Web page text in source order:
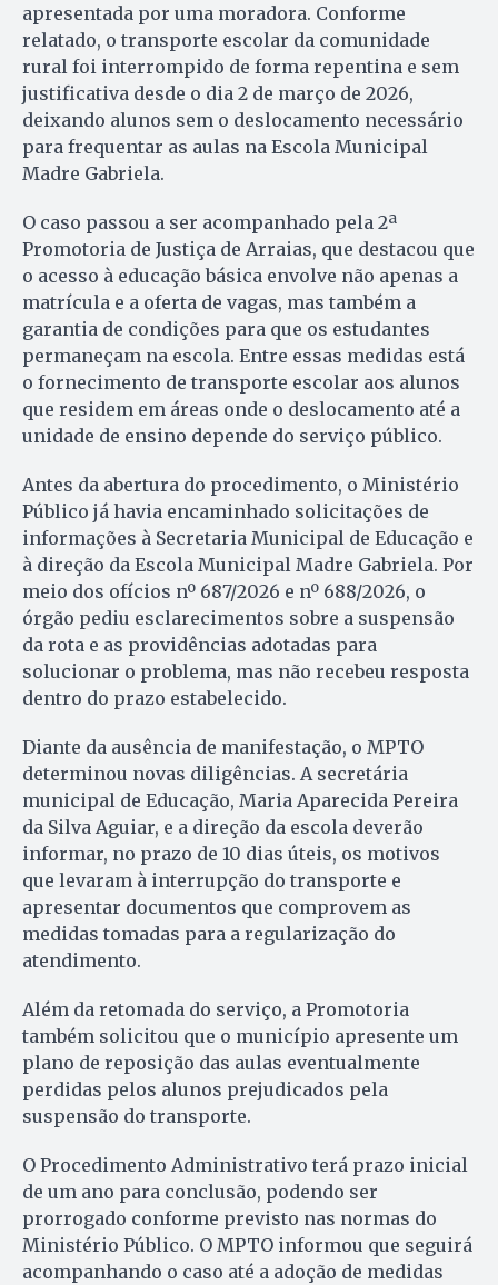
apresentada por uma moradora. Conforme
relatado, o transporte escolar da comunidade
rural foi interrompido de forma repentina e sem
justificativa desde o dia 2 de março de 2026,
deixando alunos sem o deslocamento necessário
para frequentar as aulas na Escola Municipal
Madre Gabriela.
O caso passou a ser acompanhado pela 2ª
Promotoria de Justiça de Arraias, que destacou que
o acesso à educação básica envolve não apenas a
matrícula e a oferta de vagas, mas também a
garantia de condições para que os estudantes
permaneçam na escola. Entre essas medidas está
o fornecimento de transporte escolar aos alunos
que residem em áreas onde o deslocamento até a
unidade de ensino depende do serviço público.
Antes da abertura do procedimento, o Ministério
Público já havia encaminhado solicitações de
informações à Secretaria Municipal de Educação e
à direção da Escola Municipal Madre Gabriela. Por
meio dos ofícios nº 687/2026 e nº 688/2026, o
órgão pediu esclarecimentos sobre a suspensão
da rota e as providências adotadas para
solucionar o problema, mas não recebeu resposta
dentro do prazo estabelecido.
Diante da ausência de manifestação, o MPTO
determinou novas diligências. A secretária
municipal de Educação, Maria Aparecida Pereira
da Silva Aguiar, e a direção da escola deverão
informar, no prazo de 10 dias úteis, os motivos
que levaram à interrupção do transporte e
apresentar documentos que comprovem as
medidas tomadas para a regularização do
atendimento.
Além da retomada do serviço, a Promotoria
também solicitou que o município apresente um
plano de reposição das aulas eventualmente
perdidas pelos alunos prejudicados pela
suspensão do transporte.
O Procedimento Administrativo terá prazo inicial
de um ano para conclusão, podendo ser
prorrogado conforme previsto nas normas do
Ministério Público. O MPTO informou que seguirá
acompanhando o caso até a adoção de medidas